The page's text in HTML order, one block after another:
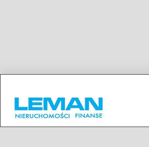
LUBLIN, WROTKÓW